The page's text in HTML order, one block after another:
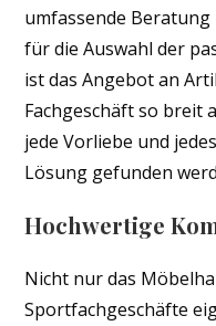
umfassende
für die Auswahl der
ist das Angebot an
Fachgeschäft so breit
jede Vorliebe und
Lösung gefunden
Hochwertige
Nicht nur das
Sportfachgeschäfte